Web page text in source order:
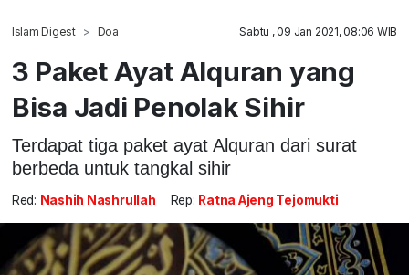
Islam Digest Doa Sabtu , 09 Jan 2021, 08:06 WIB
3 Paket Ayat Alquran yang
Bisa Jadi Penolak Sihir
Terdapat tiga paket ayat Alquran dari surat
berbeda untuk tangkal sihir
Red: Nashih Nashrullah Rep: Ratna Ajeng Tejomukti